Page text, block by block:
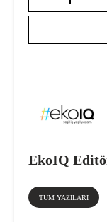
EkoIQ
TÜM YAZILARI